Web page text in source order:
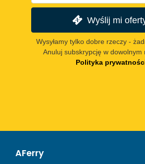
Wyślij mi
Wysyłamy tylko dobre rzeczy -
Anuluj subskrypcję w dowolnym
Polityka
AFerry